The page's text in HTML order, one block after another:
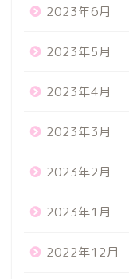
2023年6月
2023年5月
2023年4月
2023年3月
2023年2月
2023年1月
2022年12月